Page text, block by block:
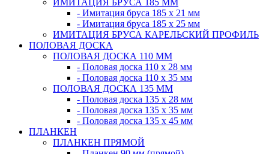
ИМИТАЦИЯ БРУСА 185 ММ
- Имитация бруса 185 х 21 мм
- Имитация бруса 185 х 25 мм
ИМИТАЦИЯ БРУСА КАРЕЛЬСКИЙ ПРОФИЛЬ
ПОЛОВАЯ ДОСКА
ПОЛОВАЯ ДОСКА 110 ММ
- Половая доска 110 х 28 мм
- Половая доска 110 х 35 мм
ПОЛОВАЯ ДОСКА 135 ММ
- Половая доска 135 х 28 мм
- Половая доска 135 х 35 мм
- Половая доска 135 х 45 мм
ПЛАНКЕН
ПЛАНКЕН ПРЯМОЙ